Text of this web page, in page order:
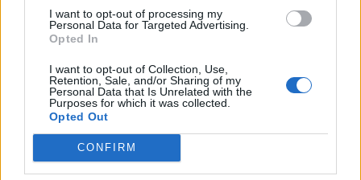
I want to opt-out of processing my
Personal Data for Targeted Advertising.
Opted In
I want to opt-out of Collection, Use,
Retention, Sale, and/or Sharing of my
Personal Data that Is Unrelated with the
Purposes for which it was collected.
Opted Out
CONFIRM
Publicidad